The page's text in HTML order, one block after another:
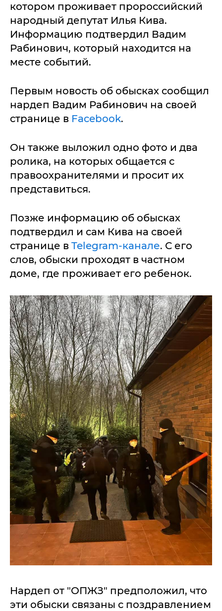
котором проживает пророссийский
народный депутат Илья Кива.
Информацию подтвердил Вадим
Рабинович, который находится на
месте событий.
Первым новость об обысках сообщил
нардеп Вадим Рабинович на своей
странице в Facebook.
Он также выложил одно фото и два
ролика, на которых общается с
правоохранителями и просит их
представиться.
Позже информацию об обысках
подтвердил и сам Кива на своей
странице в Telegram-канале. С его
слов, обыски проходят в частном
доме, где проживает его ребенок.
Нардеп от "ОПЖЗ" предположил, что
эти обыски связаны с поздравлением